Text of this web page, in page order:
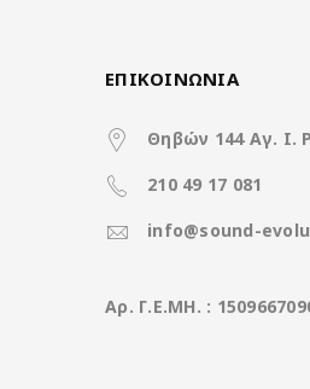
Clarion
2000*1200
ΕΠΙΚΟΙΝΩΝΙΑ
Θηβών 144 Αγ. Ι.
210 49 17 081
info@sound-
Aρ. Γ.Ε.ΜΗ. :